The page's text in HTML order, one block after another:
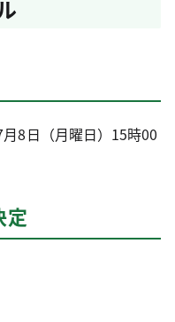
8日（月曜日）15時00
定